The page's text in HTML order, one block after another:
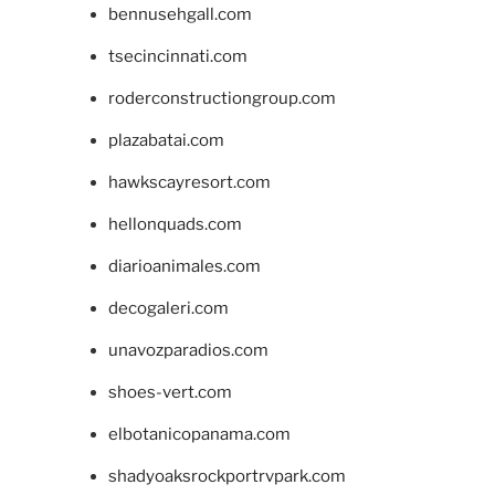
bennusehgall.com
tsecincinnati.com
roderconstructiongroup.com
plazabatai.com
hawkscayresort.com
hellonquads.com
diarioanimales.com
decogaleri.com
unavozparadios.com
shoes-vert.com
elbotanicopanama.com
shadyoaksrockportrvpark.com